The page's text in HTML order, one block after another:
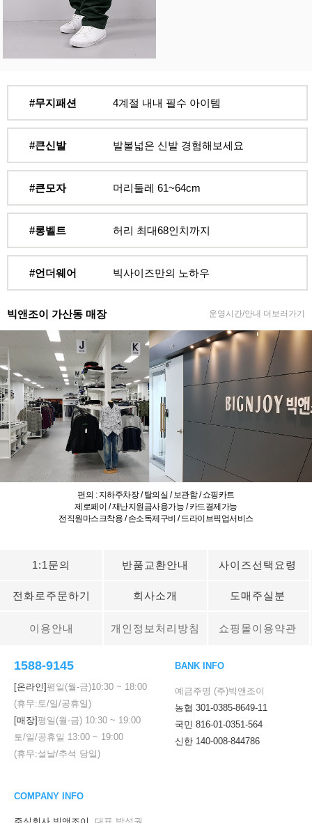
#무지패션 4계절 내내 필수 아이템
#큰신발 발볼넓은 신발 경험해보세요
#큰모자 머리둘레 61~64cm
#롱벨트 허리 최대68인치까지
#언더웨어 빅사이즈만의 노하우
빅앤조이 가산동 매장 운영시간/안내 더보러가기
편의 : 지하주차장 / 탈의실 / 보관함 / 쇼핑카트
제로페이 / 재난지원금사용가능 / 카드결제가능
전직원마스크착용 / 손소독제구비 / 드라이브픽업서비스
1:1문의 반품교환안내 사이즈선택요령
전화로주문하기 회사소개 도매주실분
이용안내 개인정보처리방침 쇼핑몰이용약관
1588-9145
[온라인]평일(월-금)10:30 ~ 18:00
(휴무:토/일/공휴일)
[매장]평일(월-금) 10:30 ~ 19:00
토/일/공휴일 13:00 ~ 19:00
(휴무:설날/추석 당일)
BANK INFO
예금주명 (주)빅앤조이
농협 301-0385-8649-11
국민 816-01-0351-564
신한 140-008-844786
COMPANY INFO